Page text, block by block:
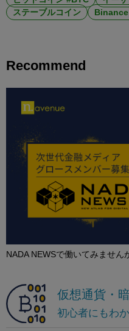
ステーブルコイン
Binance
Recommend
NADA NEWSで働いてみません